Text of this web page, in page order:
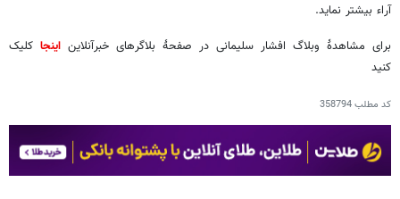
آراء بیشتر نماید.
برای مشاهدۀ وبلاگ افشار سلیمانی در صفحۀ بلاگرهای خبرآنلاین اینجا کلیک
کنید
کد مطلب358794